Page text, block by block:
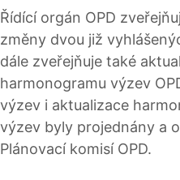
Řídící orgán OPD
změny dvou již
dále zveřejňuje také
harmonogramu výzev
výzev i aktualizace
výzev byly projednány a
Plánovací komisí OPD.